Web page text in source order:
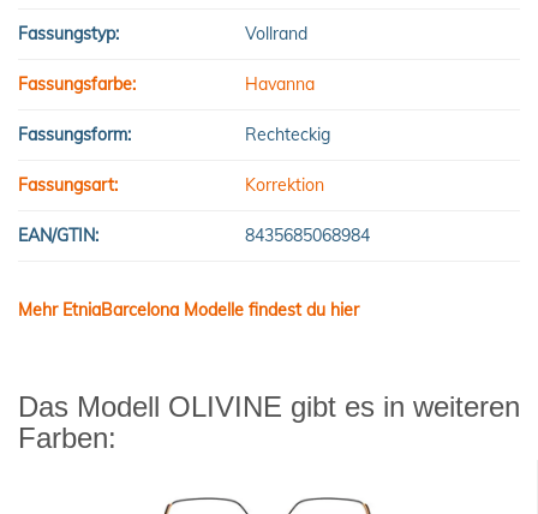
Fassungstyp: Vollrand
Fassungsfarbe: Havanna
Fassungsform: Rechteckig
Fassungsart: Korrektion
EAN/GTIN: 8435685068984
Mehr EtniaBarcelona Modelle findest du hier
Das Modell OLIVINE gibt es in weiteren
Farben: